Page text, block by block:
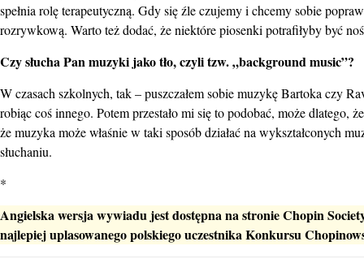
spełnia rolę terapeutyczną. Gdy się źle czujemy i chcemy sobie
rozrywkową. Warto też dodać, że niektóre piosenki potrafiłyby być
Czy słucha Pan muzyki jako tło, czyli tzw. „background music”?
W czasach szkolnych, tak – puszczałem sobie muzykę Bartoka czy
robiąc coś innego. Potem przestało mi się to podobać, może dlatego,
że muzyka może właśnie w taki sposób działać na wykształconych
słuchaniu.
*
Angielska wersja wywiadu jest dostępna na stronie Chopin
najlepiej uplasowanego polskiego uczestnika Konkursu